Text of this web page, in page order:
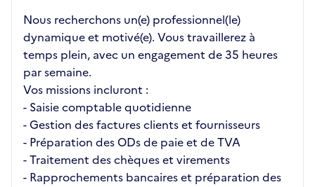
Nous recherchons un(e) professionnel(le)
dynamique et motivé(e). Vous travaillerez à
temps plein, avec un engagement de 35 heures
par semaine.
Vos missions incluront :
- Saisie comptable quotidienne
- Gestion des factures clients et fournisseurs
- Préparation des ODs de paie et de TVA
- Traitement des chèques et virements
- Rapprochements bancaires et préparation des